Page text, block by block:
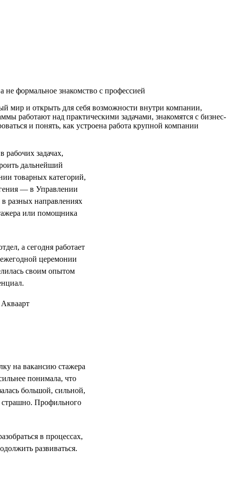
формальное знакомство с профессией
мир и открыть для себя возможности внутри компании,
работают над практическими задачами, знакомятся с бизнес-
и понять, как устроена работа крупной компании
рабочих задачах,
дальнейший
товарных категорий,
— в Управлении
разных направлениях
или помощника
а сегодня работает
церемонии
своим опытом
на вакансию стажера
понимала, что
большой, сильной,
страшно. Профильного
в процессах,
развиваться.